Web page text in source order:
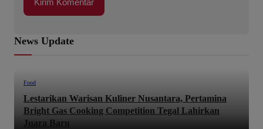
News Update
Food
Lestarikan Warisan Kuliner Nusantara, Pertamina
Bright Gas Cooking Competition Tegal Lahirkan
Juara Baru